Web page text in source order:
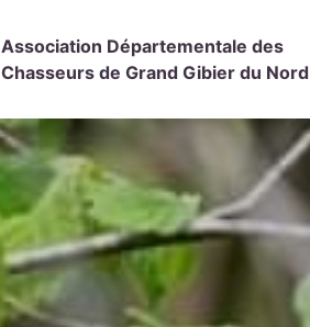
Association Départementale des
Chasseurs de Grand Gibier du Nord